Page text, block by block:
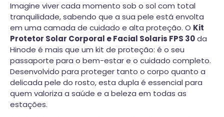
Imagine viver cada momento sob o sol com total
tranquilidade, sabendo que a sua pele está envolta
em uma camada de cuidado e alta proteção. O Kit
Protetor Solar Corporal e Facial Solaris FPS 30da
Hinode é mais que um kit de proteção: é o seu
passaporte para o bem-estar e o cuidado completo.
Desenvolvido para proteger tanto o corpo quanto a
delicada pele do rosto, esta dupla é essencial para
quem valoriza a saúde e a beleza em todas as
estações.